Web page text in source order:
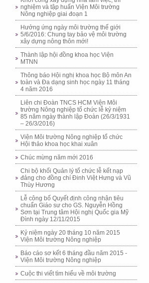
nghiệm và tập huấn Viện Môi trường
Nông nghiệp giai đoạn 1
Hưởng ứng ngày môi trường thế giới
5/6/2016: Chung tay bảo vệ môi trường
xây dựng nông thôn mới!
Thành lập hội đồng khoa học Viện
MTNN
Thông báo Hội nghị khoa học Bộ môn An
toàn và Đa dạng sinh học ngày 11 tháng
4 năm 2016
Liên chi Đoàn TNCS HCM Viện Môi
trường Nông nghiệp tổ chức lễ kỷ niệm
85 năm ngày thành lập Đoàn (26/3/1931
– 26/3/2016)
Viện Môi trường Nông nghiệp tổ chức
Hội thảo khoa học khai xuân
Chúc mừng năm mới 2016
Chi bộ khối Quản lý tổ chức lễ kết nạp
đảng cho đồng chí Đinh Việt Hưng và Vũ
Thùy Hương
Lễ công bố Quyết định công nhận tiêu
chuẩn Giáo sư cho GS. Nguyễn Hồng
Sơn tại Trung tâm Hội nghị Quốc gia Mỹ
Đình ngày 12/11/2015
Kỷ niệm ngày 20 tháng 10 năm 2015
Viện Môi trường Nông nghiệp
Báo cáo sơ kết 6 tháng đầu năm 2015 -
Viện Môi trường Nông nghiệp
Cuộc thi viết tìm hiểu về môi trường